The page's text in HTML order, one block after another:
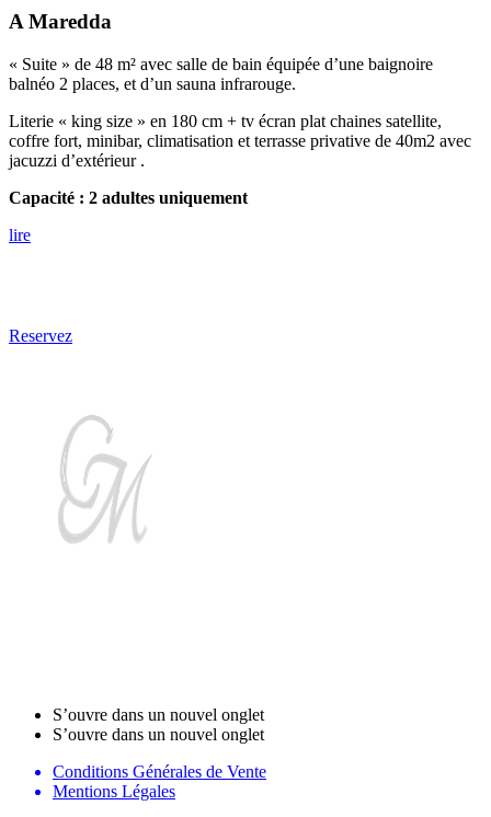
A Maredda
« Suite » de 48 m² avec salle de bain équipée d’une baignoire
balnéo 2 places, et d’un sauna infrarouge.
Literie « king size » en 180 cm + tv écran plat chaines satellite,
coffre fort, minibar, climatisation et terrasse privative de 40m2 avec
jacuzzi d’extérieur .
Capacité : 2 adultes uniquement
lire
Reservez
S’ouvre dans un nouvel onglet
S’ouvre dans un nouvel onglet
Conditions Générales de Vente
Mentions Légales